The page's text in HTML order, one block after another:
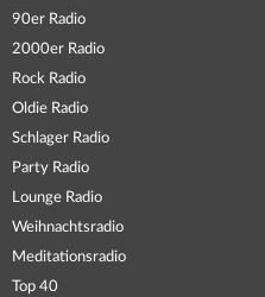
90er Radio
2000er Radio
Rock Radio
Oldie Radio
Schlager Radio
Party Radio
Lounge Radio
Weihnachtsradio
Meditationsradio
Top 40